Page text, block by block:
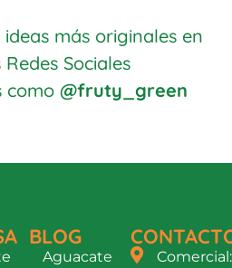
más originales en
Sociales
como @fruty_green
BLOG
Aguacate
Comercial: